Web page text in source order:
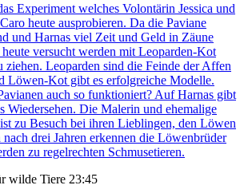
Experiment welches Volontärin Jessica und
heute ausprobieren. Da die Paviane
und Harnas viel Zeit und Geld in Zäune
versucht werden mit Leoparden-Kot
ziehen. Leoparden sind die Feinde der Affen
Löwen-Kot gibt es erfolgreiche Modelle.
auch so funktioniert? Auf Harnas gibt
Wiedersehen. Die Malerin und ehemalige
zu Besuch bei ihren Lieblingen, den Löwen
drei Jahren erkennen die Löwenbrüder
zu regelrechten Schmusetieren.
23:45